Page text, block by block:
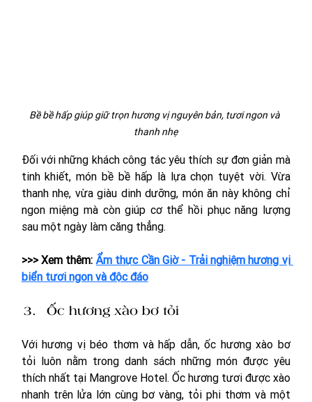
Bề bề hấp giúp giữ trọn hương vị nguyên bản, tươi ngon và
thanh nhẹ
Đối với những khách công tác yêu thích sự đơn giản mà
tinh khiết, món bề bề hấp là lựa chọn tuyệt vời. Vừa
thanh nhẹ, vừa giàu dinh dưỡng, món ăn này không chỉ
ngon miệng mà còn giúp cơ thể hồi phục năng lượng
sau một ngày làm căng thẳng.
>>> Xem thêm: Ẩm thực Cần Giờ - Trải nghiệm hương vị
biển tươi ngon và độc đáo
Ốc hương xào bơ tỏi
Với hương vị béo thơm và hấp dẫn, ốc hương xào bơ
tỏi luôn nằm trong danh sách những món được yêu
thích nhất tại Mangrove Hotel. Ốc hương tươi được xào
nhanh trên lửa lớn cùng bơ vàng, tỏi phi thơm và một